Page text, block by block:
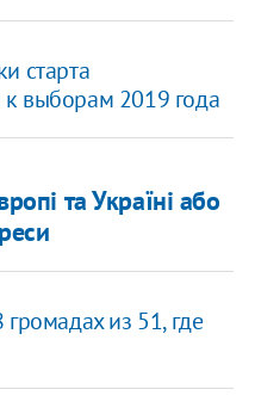
старта
выборам 2019 года
та Україні або
из 51, где